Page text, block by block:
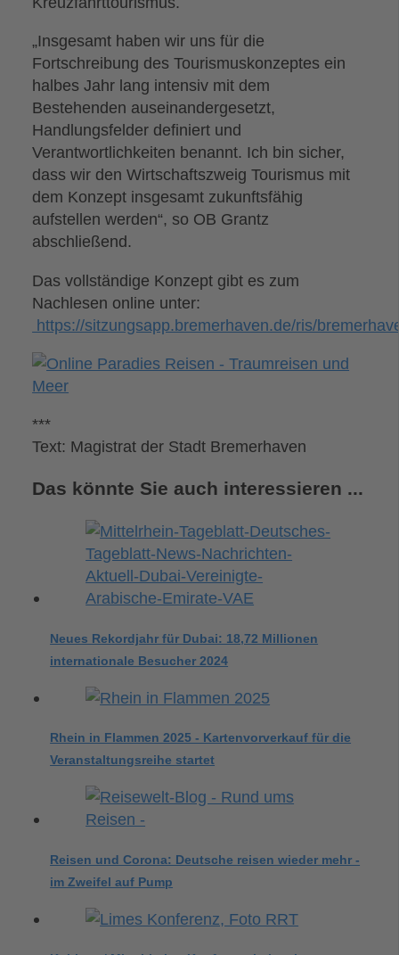
„Insgesamt haben wir uns für die
Fortschreibung des Tourismuskonzeptes ein
halbes Jahr lang intensiv mit dem
Bestehenden auseinandergesetzt,
Handlungsfelder definiert und
Verantwortlichkeiten benannt. Ich bin sicher,
dass wir den Wirtschaftszweig Tourismus mit
dem Konzept insgesamt zukunftsfähig
aufstellen werden“, so OB Grantz
abschließend.
Das vollständige Konzept gibt es zum
Nachlesen online unter:
https://sitzungsapp.bremerhaven.de/ris/
***
Text: Magistrat der Stadt Bremerhaven
Das könnte Sie auch interessieren ...
Neues Rekordjahr für Dubai: 18,72 Millionen
internationale Besucher 2024
Rhein in Flammen 2025 - Kartenvorverkauf für die
Veranstaltungsreihe startet
Reisen und Corona: Deutsche reisen wieder mehr -
im Zweifel auf Pump